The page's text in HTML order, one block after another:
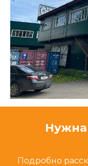
Нужна
Подробно